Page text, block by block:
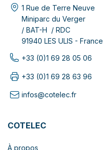
1 Rue de Terre Neuve
Miniparc du Verger
/ BAT-H / RDC
91940 LES ULIS - France
+33 (0)1 69 28 05 06
+33 (0)1 69 28 63 96
infos@cotelec.fr
COTELEC
À propos